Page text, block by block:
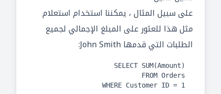
على سبيل المثال ، يمكننا استخدام استعلام
مثل هذا للعثور على المبلغ الإجمالي لجميع
الطلبات التي قدمها John Smith:
WHERE Customer ID = 1